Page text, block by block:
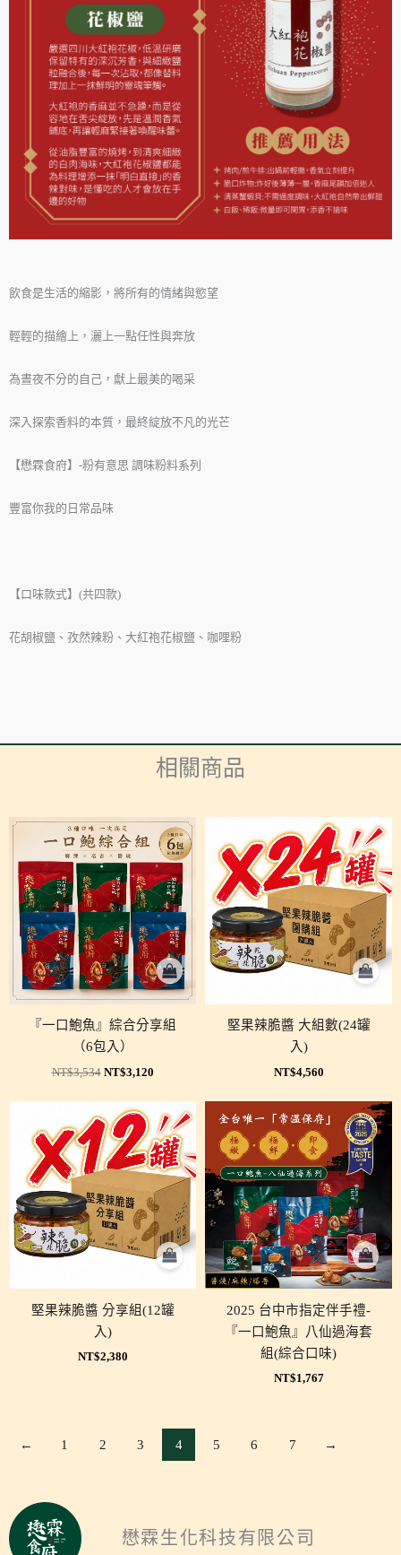
飲食是生活的縮影，將所有的情緒與慾望
輕輕的描繪上，灑上一點任性與奔放
為晝夜不分的自己，獻上最美的喝采
深入探索香料的本質，最終綻放不凡的光芒
【懋霖食府】-粉有意思 調味粉料系列
豐富你我的日常品味
【口味款式】(共四款)
花胡椒鹽、孜然辣粉、大紅袍花椒鹽、咖哩粉
相關商品
『一口鮑魚』綜合分享組
（6包入）
NT$3,534
原
始
價
格：
NT$3,534。
NT$3,120
目
前
價
格：
NT$3,120。
堅果辣脆醬 大組數(24罐
入)
NT$4,560
堅果辣脆醬 分享組(12罐
入)
NT$2,380
2025 台中市指定伴手禮-
『一口鮑魚』八仙過海套
組(綜合口味)
NT$1,767
← 1 2 3 4 5 6 7 →
懋霖生化科技有限公司